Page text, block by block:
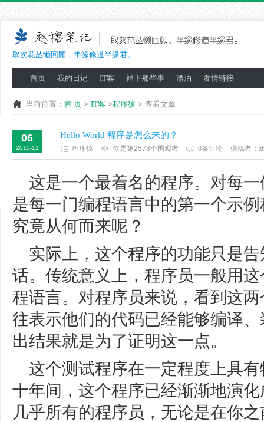
取次花丛懒回顾，半缘修道半缘君。
首页 我的日记 IT客 裆下那些事 漂泊 友情链接
当前位置： 首 页 > IT客 >程序猿 > 查看文章
06
2015-11
Hello World 程序是怎么来的？
程序猿 你是第2573个围观者 0条评论 供稿者：
这是一个最着名的程序。对每
是每一门编程语言中的第一个示
究竟从何而来呢？
实际上，这个程序的功能只是
话。传统意义上，程序员一般用
程语言。对程序员来说，看到这
往表示他们的代码已经能够编译
出结果就是为了证明这一点。
这个测试程序在一定程度上具
十年间，这个程序已经渐渐地演
几乎所有的程序员，无论是在你